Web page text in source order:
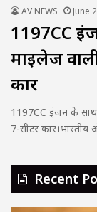
AV NEWS June
1197CC
माइलेज
कार
1197CC इंजन के
7-सीटर
Recent